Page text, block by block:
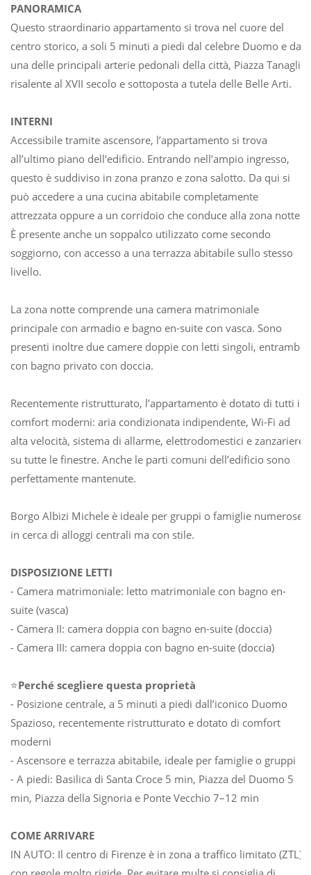
PANORAMICA
Questo straordinario appartamento si trova nel cuore del
centro storico, a soli 5 minuti a piedi dal celebre Duomo e da
una delle principali arterie pedonali della città, Piazza Tanagli,
risalente al XVII secolo e sottoposta a tutela delle Belle Arti.
INTERNI
Accessibile tramite ascensore, l’appartamento si trova
all’ultimo piano dell’edificio. Entrando nell’ampio ingresso,
questo è suddiviso in zona pranzo e zona salotto. Da qui si
può accedere a una cucina abitabile completamente
attrezzata oppure a un corridoio che conduce alla zona notte.
È presente anche un soppalco utilizzato come secondo
soggiorno, con accesso a una terrazza abitabile sullo stesso
livello.
La zona notte comprende una camera matrimoniale
principale con armadio e bagno en-suite con vasca. Sono
presenti inoltre due camere doppie con letti singoli, entrambe
con bagno privato con doccia.
Recentemente ristrutturato, l’appartamento è dotato di tutti i
comfort moderni: aria condizionata indipendente, Wi-Fi ad
alta velocità, sistema di allarme, elettrodomestici e zanzariere
su tutte le finestre. Anche le parti comuni dell’edificio sono
perfettamente mantenute.
Borgo Albizi Michele è ideale per gruppi o famiglie numerose
in cerca di alloggi centrali ma con stile.
DISPOSIZIONE LETTI
- Camera matrimoniale: letto matrimoniale con bagno en-
suite (vasca)
- Camera II: camera doppia con bagno en-suite (doccia)
- Camera III: camera doppia con bagno en-suite (doccia)
⭐Perché scegliere questa proprietà
- Posizione centrale, a 5 minuti a piedi dall’iconico Duomo
Spazioso, recentemente ristrutturato e dotato di comfort
moderni
- Ascensore e terrazza abitabile, ideale per famiglie o gruppi
- A piedi: Basilica di Santa Croce 5 min, Piazza del Duomo 5
min, Piazza della Signoria e Ponte Vecchio 7–12 min
COME ARRIVARE
IN AUTO: Il centro di Firenze è in zona a traffico limitato (ZTL)